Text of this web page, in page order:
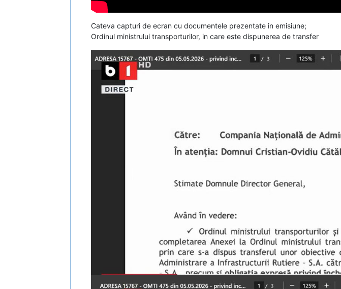
Cateva capturi de ecran cu documentele prezentate in emisiune;
Ordinul ministrului transporturilor, in care este dispunerea de transfer